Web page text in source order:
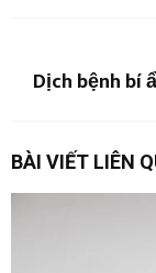
Dịch bệnh bí
BÀI VIẾT LIÊN